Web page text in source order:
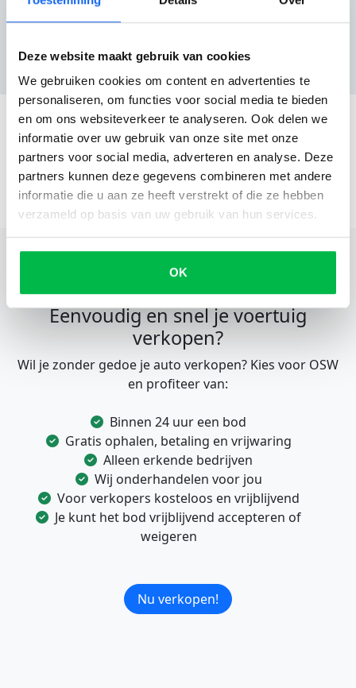
Deze website maakt gebruik van cookies
We gebruiken cookies om content en advertenties te
personaliseren, om functies voor social media te bieden
en om ons websiteverkeer te analyseren. Ook delen we
informatie over uw gebruik van onze site met onze
partners voor social media, adverteren en analyse. Deze
partners kunnen deze gegevens combineren met andere
informatie die u aan ze heeft verstrekt of die ze hebben
verzameld op basis van uw gebruik van hun services.
OK
Nog geen reviews
Eenvoudig en snel je voertuig
verkopen?
Wil je zonder gedoe je auto verkopen? Kies voor OSW
en profiteer van:
Binnen 24 uur een bod
Gratis ophalen, betaling en vrijwaring
Alleen erkende bedrijven
Wij onderhandelen voor jou
Voor verkopers kosteloos en vrijblijvend
Je kunt het bod vrijblijvend accepteren of
weigeren
Nu verkopen!